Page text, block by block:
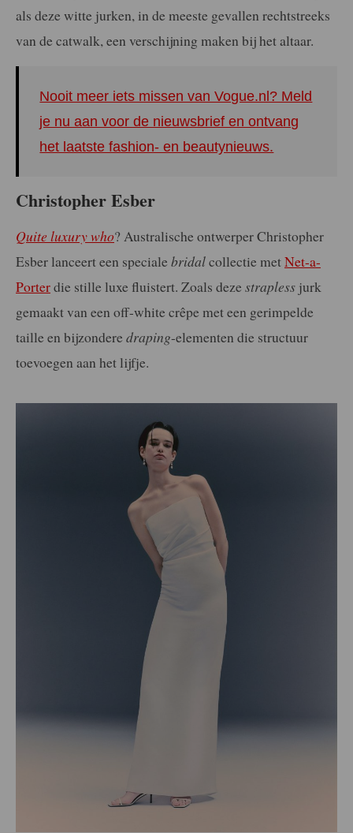
als deze witte jurken, in de meeste gevallen rechtstreeks
van de catwalk, een verschijning maken bij het altaar.
Nooit meer iets missen van Vogue.nl? Meld
je nu aan voor de nieuwsbrief en ontvang
het laatste fashion- en beautynieuws.
Christopher Esber
Quite luxurywho? Australische ontwerper Christopher
Esber lanceert een speciale bridalcollectie metNet-a-
Porterdie stille luxe fluistert. Zoals deze strapless jurk
gemaakt van een off-white crêpe met een gerimpelde
taille en bijzondere draping-elementen die structuur
toevoegen aan het lijfje.